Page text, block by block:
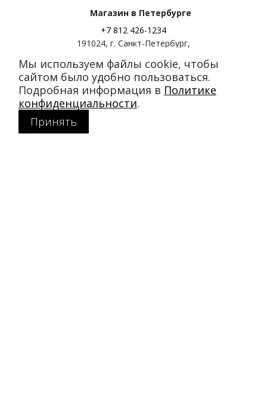
Магазин в Петербурге
+7 812 426-1234
191024, г. Санкт-Петербург,
ул. Миргородская, д. 20
вход с ул. Кременчугская
Режим работы:
пн-пт: 11:00–21:00
Мы используем файлы cookie, чтобы
сайтом было удобно пользоваться.
Подробная информация в Политике
конфиденциальности.
Принять